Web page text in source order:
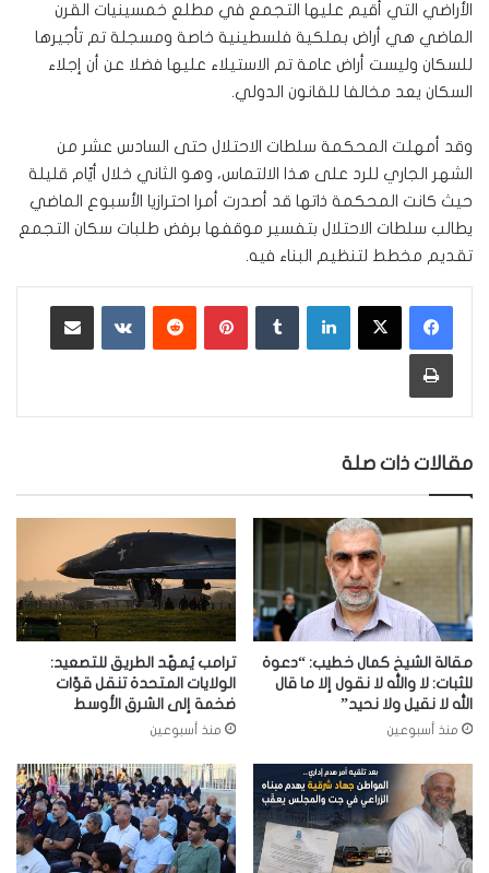
الأراضي التي أقيم عليها التجمع في مطلع خمسينيات القرن
الماضي هي أراض بملكية فلسطينية خاصة ومسجلة تم تأجيرها
للسكان وليست أراض عامة تم الاستيلاء عليها فضلا عن أن إجلاء
السكان يعد مخالفا للقانون الدولي.
وقد أمهلت المحكمة سلطات الاحتلال حتى السادس عشر من
الشهر الجاري للرد على هذا الالتماس، وهو الثاني خلال أيّام قليلة
حيث كانت المحكمة ذاتها قد أصدرت أمرا احترازيا الأسبوع الماضي
يطالب سلطات الاحتلال بتفسير موقفها برفض طلبات سكان التجمع
تقديم مخطط لتنظيم البناء فيه.
لينكدإن بينتيريست ‏VKontakte
طباعة
مقالات ذات صلة
مقالة الشيخ كمال خطيب: “دعوة
للثبات: لا والله لا نقول إلا ما قال
الله لا نقيل ولا نحيد”
منذ أسبوعين
ترامب يُمهّد الطريق للتصعيد:
الولايات المتحدة تنقل قوّات
ضخمة إلى الشرق الأوسط
منذ أسبوعين